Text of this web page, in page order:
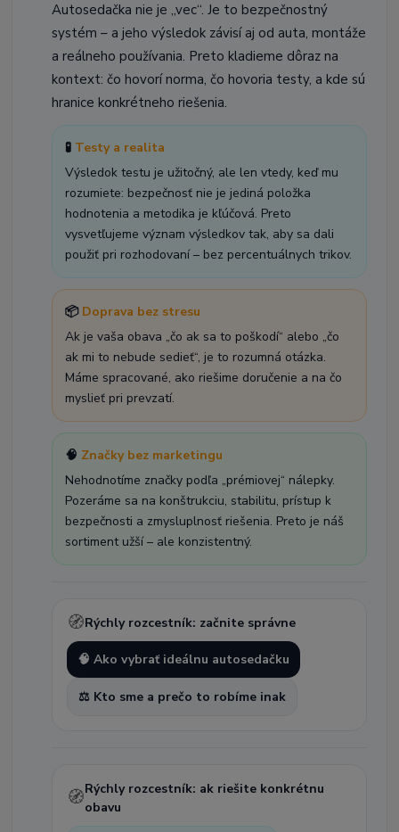
Autosedačka nie je „vec“. Je to bezpečnostný
systém – a jeho výsledok závisí aj od auta, montáže
a reálneho používania. Preto kladieme dôraz na
kontext: čo hovorí norma, čo hovoria testy, a kde sú
hranice konkrétneho riešenia.
🧪 Testy a realita
Výsledok testu je užitočný, ale len vtedy, keď mu
rozumiete: bezpečnosť nie je jediná položka
hodnotenia a metodika je kľúčová. Preto
vysvetľujeme význam výsledkov tak, aby sa dali
použiť pri rozhodovaní – bez percentuálnych trikov.
📦 Doprava bez stresu
Ak je vaša obava „čo ak sa to poškodí“ alebo „čo
ak mi to nebude sedieť“, je to rozumná otázka.
Máme spracované, ako riešime doručenie a na čo
myslieť pri prevzatí.
🧠 Značky bez marketingu
Nehodnotíme značky podľa „prémiovej“ nálepky.
Pozeráme sa na konštrukciu, stabilitu, prístup k
bezpečnosti a zmysluplnosť riešenia. Preto je náš
sortiment užší – ale konzistentný.
🧭Rýchly rozcestník: začnite správne
🧠 Ako vybrať ideálnu autosedačku
⚖️ Kto sme a prečo to robíme inak
🧭Rýchly rozcestník: ak riešite konkrétnu
obavu